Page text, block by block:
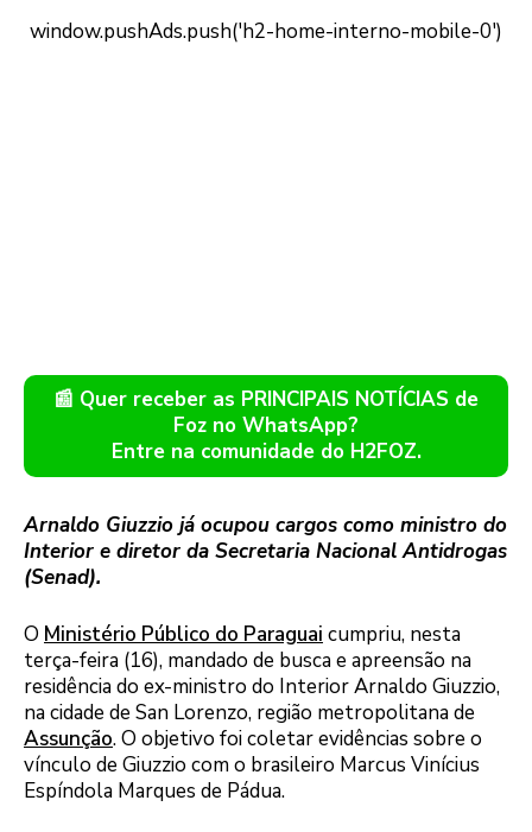
📰 Quer receber as PRINCIPAIS NOTÍCIAS de
Foz no WhatsApp?
Entre na comunidade do H2FOZ.
Arnaldo Giuzzio já ocupou cargos como ministro do
Interior e diretor da Secretaria Nacional Antidrogas
(Senad).
O Ministério Público do Paraguai cumpriu, nesta
terça-feira (16), mandado de busca e apreensão na
residência do ex-ministro do Interior Arnaldo Giuzzio,
na cidade de San Lorenzo, região metropolitana de
Assunção. O objetivo foi coletar evidências sobre o
vínculo de Giuzzio com o brasileiro Marcus Vinícius
Espíndola Marques de Pádua.